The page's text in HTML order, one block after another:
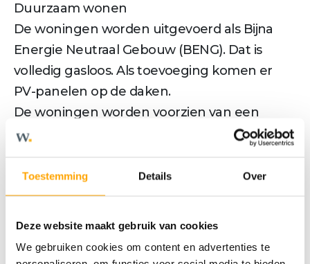
Toestemming Details Over
Deze website maakt gebruik van cookies
We gebruiken cookies om content en advertenties te
Duurzaam wonen
De woningen worden uitgevoerd als Bijna
Energie Neutraal Gebouw (BENG). Dat is
volledig gasloos. Als toevoeging komen er
PV-panelen op de daken.
De woningen worden voorzien van een
luchtwaterwarmtepomp en hebben
fijn binnenklimaat, wat comfortabel wonen is.
Willemskwartier - Op je plaats, rust.
Meer tekst